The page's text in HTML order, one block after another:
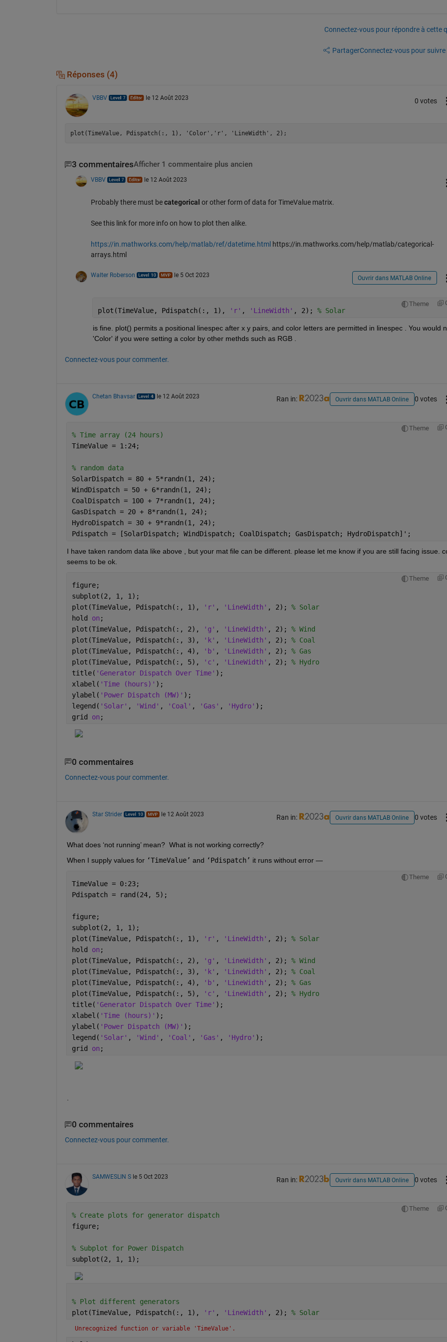
Connectez-vous pour répondre à cette
PartagerConnectez-vous pour suivre
Réponses (4)
VBBV le 12 Août 2023 0 votes
3 commentairesAfficher 1 commentaire plus ancien
VBBV le 12 Août 2023
Probably there must becategorical or other form of data for TimeValue matrix.
See this link for more info on how to plot then alike.
https://in.mathworks.com/help/matlab/ref/datetime.html https://in.mathworks.com/help/matlab/categorical-
arrays.html
Walter Roberson le 5 Oct 2023 Ouvrir dans MATLAB Online
Theme
plot(TimeValue, Pdispatch(:, 1), 'r' , 'LineWidth' , 2); % Solar
is fine. plot() permits a positional linespec after x y pairs, and color letters are permitted in linespec . You would
'Color' if you were setting a color by other methds such as RGB .
Connectez-vous pour commenter.
Chetan Bhavsar le 12 Août 2023 Ran in: Ouvrir dans MATLAB Online 0 votes
Theme
% Time array (24 hours)
TimeValue = 1:24;
% random data
SolarDispatch = 80 + 5*randn(1, 24);
WindDispatch = 50 + 6*randn(1, 24);
CoalDispatch = 100 + 7*randn(1, 24);
GasDispatch = 20 + 8*randn(1, 24);
HydroDispatch = 30 + 9*randn(1, 24);
Pdispatch = [SolarDispatch; WindDispatch; CoalDispatch; GasDispatch; HydroDispatch]';
I have taken random data like above , but your mat file can be different. please let me know if you are still facing issue.
seems to be ok.
Theme
figure;
subplot(2, 1, 1);
plot(TimeValue, Pdispatch(:, 1),
'r' , 'LineWidth' , 2); % Solar
hold on ;
plot(TimeValue, Pdispatch(:, 2),
'g' , 'LineWidth' , 2); % Wind
plot(TimeValue, Pdispatch(:, 3),
'k' , 'LineWidth' , 2); % Coal
plot(TimeValue, Pdispatch(:, 4),
'b' , 'LineWidth' , 2); % Gas
plot(TimeValue, Pdispatch(:, 5),
'c' , 'LineWidth' , 2); % Hydro
title( 'Generator Dispatch Over Time' );
xlabel( 'Time (hours)' );
ylabel( 'Power Dispatch (MW)' );
legend( 'Solar' , 'Wind' , 'Coal' , 'Gas' , 'Hydro' );
grid on ;
0 commentaires
Connectez-vous pour commenter.
Star Strider le 12 Août 2023 Ran in: Ouvrir dans MATLAB Online 0 votes
What does ‘not running’ mean?  What is not working correctly?
When I supply values for ‘TimeValue’ and ‘Pdispatch’ it runs without error —
Theme
TimeValue = 0:23;
Pdispatch = rand(24, 5);
figure;
subplot(2, 1, 1);
plot(TimeValue, Pdispatch(:, 1),
'r' , 'LineWidth' , 2); % Solar
hold on ;
plot(TimeValue, Pdispatch(:, 2),
'g' , 'LineWidth' , 2); % Wind
plot(TimeValue, Pdispatch(:, 3),
'k' , 'LineWidth' , 2); % Coal
plot(TimeValue, Pdispatch(:, 4),
'b' , 'LineWidth' , 2); % Gas
plot(TimeValue, Pdispatch(:, 5),
'c' , 'LineWidth' , 2); % Hydro
title( 'Generator Dispatch Over Time' );
xlabel( 'Time (hours)' );
ylabel( 'Power Dispatch (MW)' );
legend( 'Solar' , 'Wind' , 'Coal' , 'Gas' , 'Hydro' );
grid on ;
0 commentaires
Connectez-vous pour commenter.
SAMWESLIN S le 5 Oct 2023 Ran in: Ouvrir dans MATLAB Online 0 votes
Theme
% Create plots for generator dispatch
figure;
% Subplot for Power Dispatch
subplot(2, 1, 1);
% Plot different generators
plot(TimeValue, Pdispatch(:, 1),
'r' , 'LineWidth' , 2); % Solar
Unrecognized function or variable 'TimeValue'.